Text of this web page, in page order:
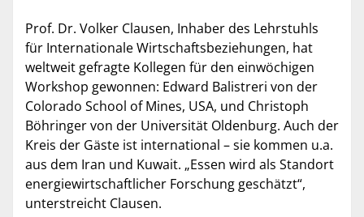
Prof. Dr. Volker Clausen, Inhaber des Lehrstuhls
für Internationale Wirtschaftsbeziehungen, hat
weltweit gefragte Kollegen für den einwöchigen
Workshop gewonnen: Edward Balistreri von der
Colorado School of Mines, USA, und Christoph
Böhringer von der Universität Oldenburg. Auch der
Kreis der Gäste ist international – sie kommen u.a.
aus dem Iran und Kuwait. „Essen wird als Standort
energiewirtschaftlicher Forschung geschätzt“,
unterstreicht Clausen.